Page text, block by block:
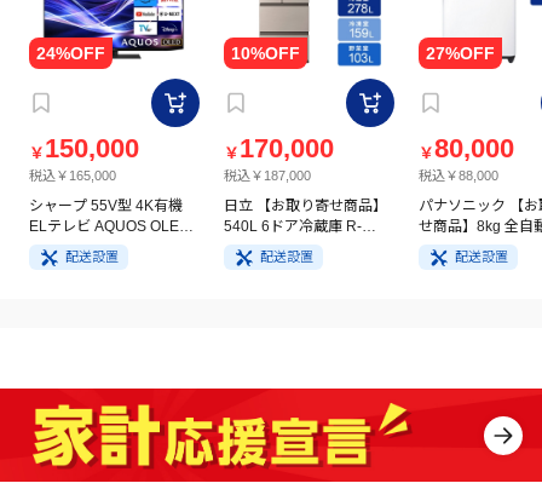
￥ 150,000
税込￥165,000
シャープ 55V型 4K有機
ELテレビ AQUOS OLED
4T-C55GQ3
配送設置
￥ 170,000
税込￥187,000
日立 【お取り寄せ商品】
540L 6ドア冷蔵庫 R-
HW54V(N) ライトゴール
ド
配送設置
￥80,000
税込￥88,000
パナソニック 【お
せ商品】8kg 全自
洗濯機 NA-
イト
配送設置